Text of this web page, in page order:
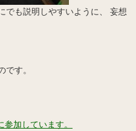
でも説明しやすいように、 妄想
です。
加しています。